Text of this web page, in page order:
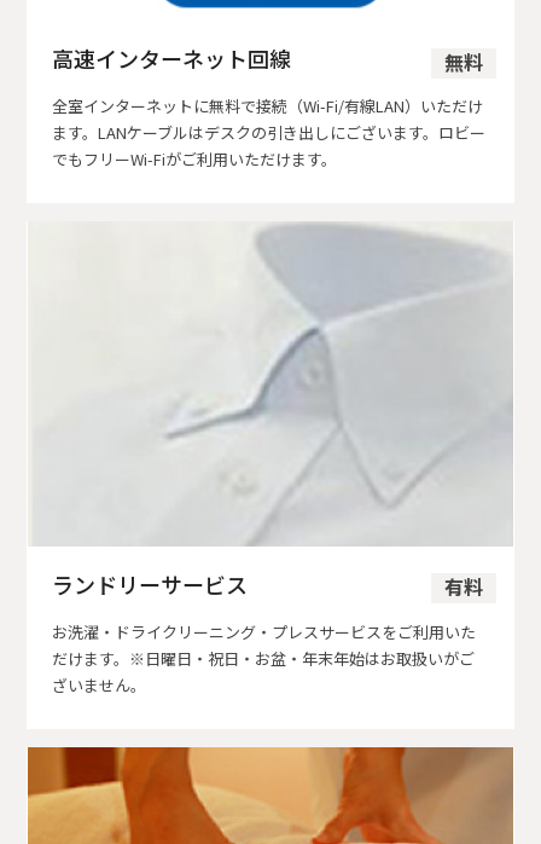
無料
高速インターネット回線
全室インターネットに無料で接続（Wi-Fi/有線LAN）いただけ
ます。LANケーブルはデスクの引き出しにございます。ロビー
でもフリーWi-Fiがご利用いただけます。
有料
ランドリーサービス
お洗濯・ドライクリーニング・プレスサービスをご利用いた
だけます。※日曜日・祝日・お盆・年末年始はお取扱いがご
ざいません。